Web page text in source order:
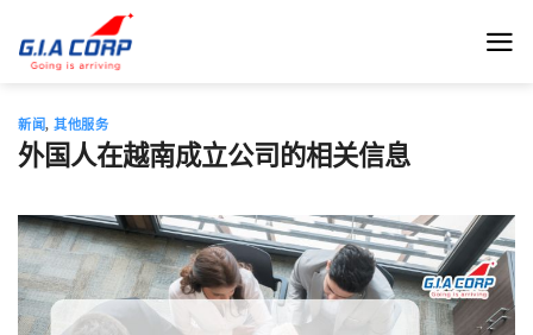
新闻,其他服务
外国人在越南成立公司的相关信息